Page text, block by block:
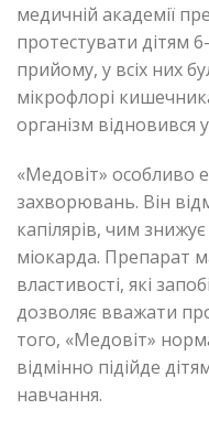
медичній академії
протестувати дітям
прийому, у всіх них
мікрофлорі
організм відновився
«Медовіт» особливо
захворювань. Він
капілярів, чим
міокарда. Препарат
властивості, які
дозволяє вважати
того, «Медовіт»
відмінно підійде
навчання.